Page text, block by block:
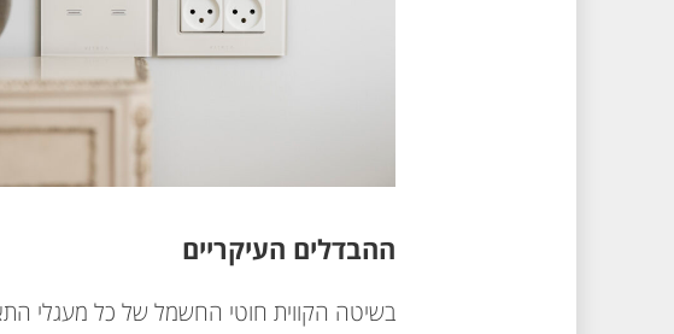
ההבדלים העיקריים
בשיטה הקווית חוטי החשמל של כל מעגלי